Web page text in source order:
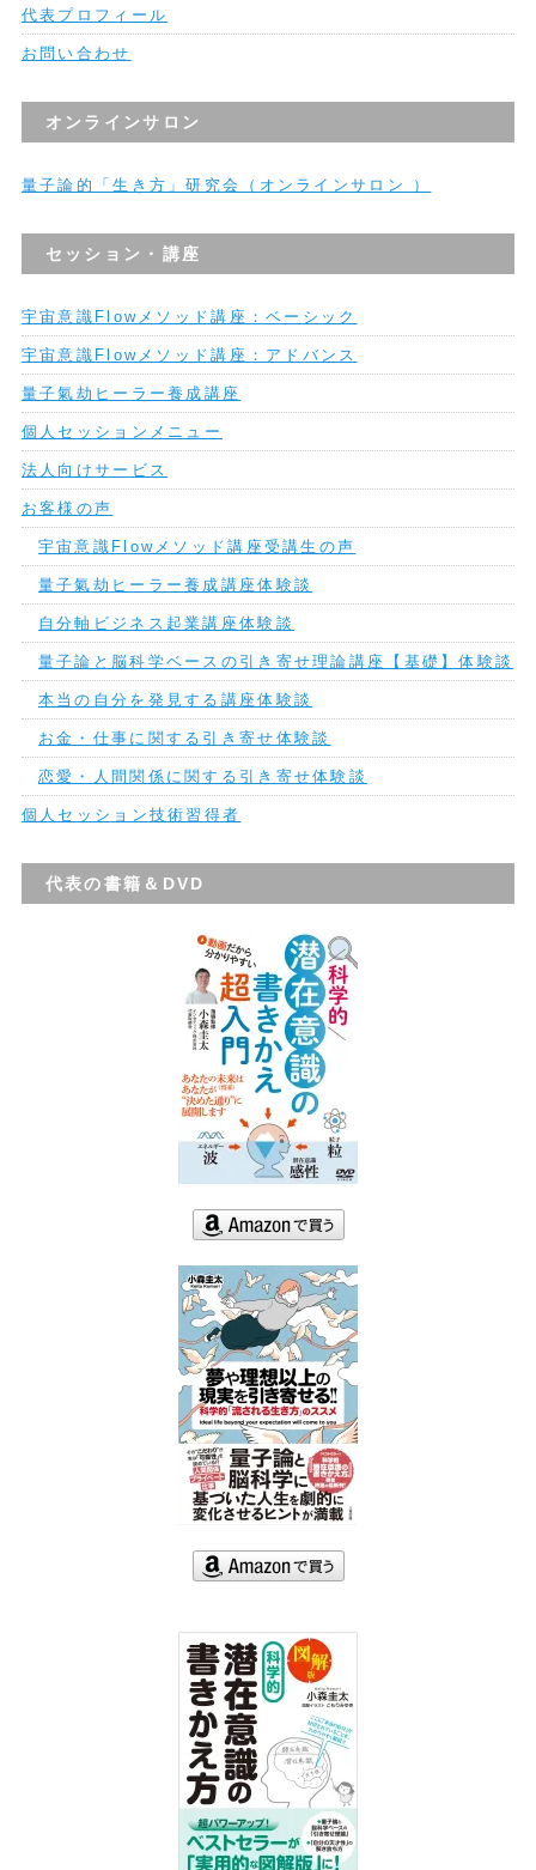
代表プロフィール
お問い合わせ
オンラインサロン
量子論的「生き方」研究会（オンラインサロン ）
セッション・講座
宇宙意識Flowメソッド講座：ベーシック
宇宙意識Flowメソッド講座：アドバンス
量子氣劫ヒーラー養成講座
個人セッションメニュー
法人向けサービス
お客様の声
宇宙意識Flowメソッド講座受講生の声
量子氣劫ヒーラー養成講座体験談
自分軸ビジネス起業講座体験談
量子論と脳科学ベースの引き寄せ理論講座【基礎】体験談
本当の自分を発見する講座体験談
お金・仕事に関する引き寄せ体験談
恋愛・人間関係に関する引き寄せ体験談
個人セッション技術習得者
代表の書籍＆DVD